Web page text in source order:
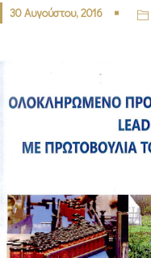
30 Αυγούστου, 2016